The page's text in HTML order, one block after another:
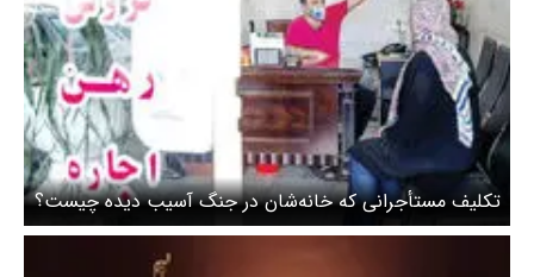
تکلیف مستأجرانی که خانه‌شان در جنگ آسیب دیده چیست؟